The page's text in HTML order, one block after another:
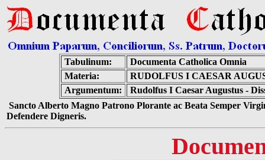
Tabulinum:
Documenta Catholica Omnia
Materia:
RUDOLFUS I CAESAR
Argumentum:
Rudolfus I Caesar Augustus -
Sancto Alberto Magno Patrono Plorante ac Beata Semper
Defendere Digneris.